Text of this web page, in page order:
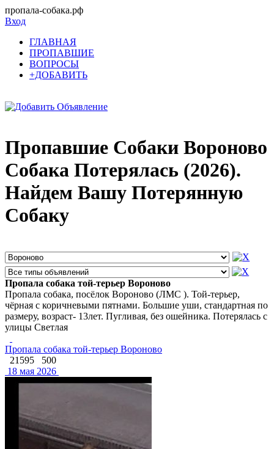
пропала-собака.рф
Вход
ГЛАВНАЯ
ПРОПАВШИЕ
ВОПРОСЫ
+ДОБАВИТЬ
Пропавшие Собаки Вороново
Собака Потерялась (2026).
Найдем Вашу Потерянную
Собаку
Пропала собака той-терьер Вороново
Пропала собака, посёлок Вороново (ЛМС ). Той-терьер,
чёрная с коричневыми пятнами. Большие уши, стандартная по
размеру, возраст- 13лет. Пугливая, без ошейника. Потерялась с
улицы Светлая
Пропала собака той-терьер Вороново
21595
500
18 мая 2026